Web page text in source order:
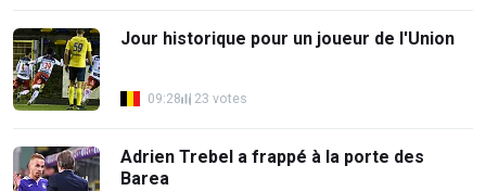
Jour historique pour un joueur de l'Union
09:28 23 votes
Adrien Trebel a frappé à la porte des
Barea